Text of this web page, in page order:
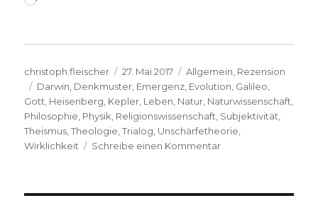
Autor
christoph.fleischer
Veröffentlicht
am
27. Mai 2017 Kategorien
Allgemein Rezension
Schlagwörter
Darwin Denkmuster Emergenz Evolution Galileo
Gott Heisenberg Kepler Leben Natur Naturwissenschaft
Philosophie Physik Religionswissenschaft Subjektivität
Theismus ,Theologie ,Trialog Unschärfetheorie
Wirklichkeit
Schreibe einen Kommentarzu